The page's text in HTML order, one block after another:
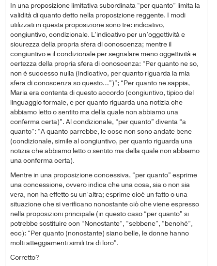
In una proposizione limitativa subordinata “per quanto” limita la
validità di quanto detto nella proposizione reggente. I modi
utilizzati in questa proposizione sono tre: indicativo,
congiuntivo, condizionale. L’indicativo per un’oggettività e
sicurezza della propria sfera di conoscenza; mentre il
congiuntivo e il condizionale per segnalare meno oggettività e
certezza della propria sfera di conoscenza: “Per quanto ne so,
non è successo nulla (indicativo, per quanto riguarda la mia
sfera di conoscenza so questo…”)”; “Per quanto ne sappia,
Maria era contenta di questo accordo (congiuntivo, tipico del
linguaggio formale, e per quanto riguarda una notizia che
abbiamo letto o sentito ma della quale non abbiamo una
conferma certa)”. Al condizionale, “per quanto” diventa “a
quanto”: “A quanto parrebbe, le cose non sono andate bene
(condizionale, simile al congiuntivo, per quanto riguarda una
notizia che abbiamo letto o sentito ma della quale non abbiamo
una conferma certa).
Mentre in una proposizione concessiva, “per quanto” esprime
una concessione, ovvero indica che una cosa, sia o non sia
vera, non ha effetto su un’altra; esprime cioè un fatto o una
situazione che si verificano nonostante ciò che viene espresso
nella proposizioni principale (in questo caso “per quanto” si
potrebbe sostituire con “Nonostante”, “sebbene”, “benché”,
ecc): “Per quanto (nonostante) siano belle, le donne hanno
molti atteggiamenti simili tra di loro”.
Corretto?